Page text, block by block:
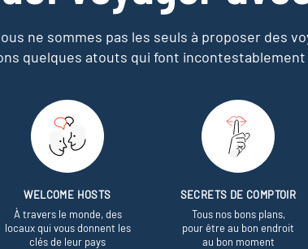
ne sommes pas les seuls à proposer des
quelques atouts qui font
WELCOME HOSTS
À travers le monde, des
locaux qui vous donnent les
clés de leur pays
SECRETS DE COMPTOIR
Tous nos bons plans,
pour être au bon endroit
au bon moment